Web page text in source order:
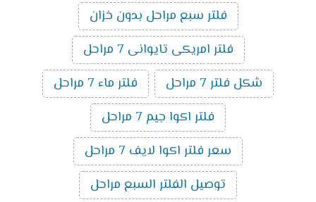
فلتر سبع مراحل بدون خزان
فلتر امريكى تايوانى 7 مراحل
شكل فلتر 7 مراحل
فلتر ماء 7 مراحل
فلتر اكوا جيم 7 مراحل
سعر فلتر اكوا لايف 7 مراحل
توصيل الفلتر السبع مراحل